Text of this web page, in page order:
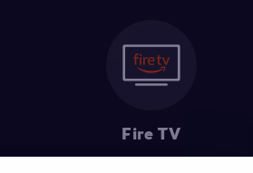
Fire TV